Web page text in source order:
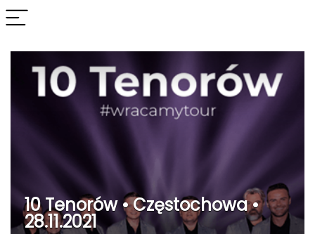
10 Tenorów • Częstochowa •
28.11.2021